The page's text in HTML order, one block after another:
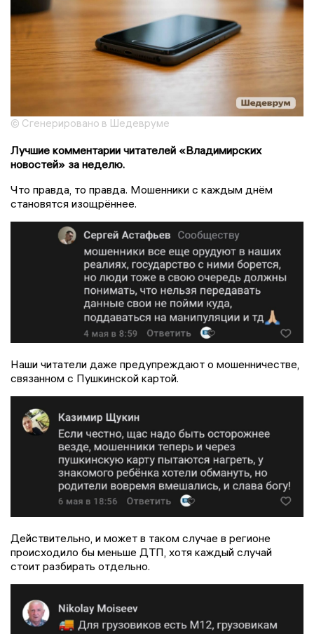
© Сгенерировано в Шедевруме
Лучшие комментарии читателей «Владимирских
новостей» за неделю.
Что правда, то правда. Мошенники с каждым днём
становятся изощрённее.
Наши читатели даже предупреждают о мошенничестве,
связанном с Пушкинской картой.
Действительно, и может в таком случае в регионе
происходило бы меньше ДТП, хотя каждый случай
стоит разбирать отдельно.